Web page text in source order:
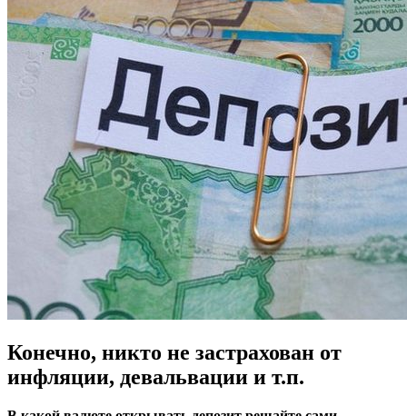
Конечно, никто не застрахован от
инфляции, девальвации и т.п.